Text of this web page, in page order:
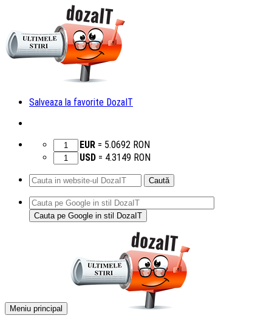
Salveaza la favorite DozaIT
EUR = 5.0692 RON
USD = 4.3149 RON
Caută
după:
Meniu principal